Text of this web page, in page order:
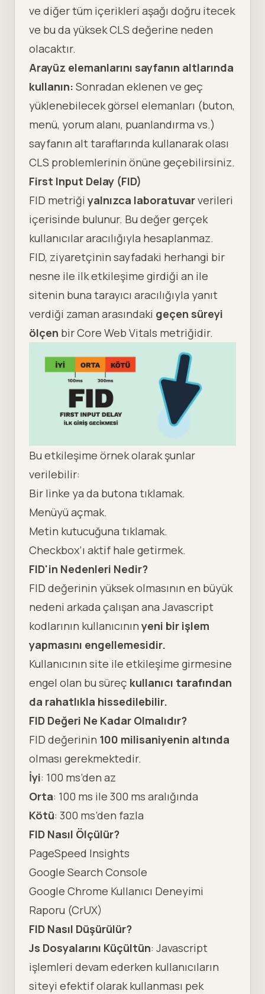
ve diğer tüm içerikleri aşağı doğru itecek
ve bu da yüksek CLS değerine neden
olacaktır.
Arayüz elemanlarını sayfanın altlarında
kullanın: Sonradan eklenen ve geç
yüklenebilecek görsel elemanları (buton,
menü, yorum alanı, puanlandırma vs.)
sayfanın alt taraflarında kullanarak olası
CLS problemlerinin önüne geçebilirsiniz.
First Input Delay (FID)
FID metriği yalnızca laboratuvarverileri
içerisinde bulunur. Bu değer gerçek
kullanıcılar aracılığıyla hesaplanmaz.
FID, ziyaretçinin sayfadaki herhangi bir
nesne ile ilk etkileşime girdiği an ile
sitenin buna tarayıcı aracılığıyla yanıt
verdiği zaman arasındaki geçen süreyi
ölçen bir Core Web Vitals metriğidir.
Bu etkileşime örnek olarak şunlar
verilebilir:
Bir linke ya da butona tıklamak.
Menüyü açmak.
Metin kutucuğuna tıklamak.
Checkbox’ı aktif hale getirmek.
FID'in Nedenleri Nedir?
FID değerinin yüksek olmasının en büyük
nedeni arkada çalışan ana Javascript
kodlarının kullanıcının yeni bir işlem
yapmasını engellemesidir.
Kullanıcının site ile etkileşime girmesine
engel olan bu süreç kullanıcı tarafından
da rahatlıkla hissedilebilir.
FID Değeri Ne Kadar Olmalıdır?
FID değerinin 100 milisaniyenin altında
olması gerekmektedir.
İyi: 100 ms’den az
Orta: 100 ms ile 300 ms aralığında
Kötü: 300 ms’den fazla
FID Nasıl Ölçülür?
PageSpeed Insights
Google Search Console
Google Chrome Kullanıcı Deneyimi
Raporu (CrUX)
FID Nasıl Düşürülür?
Js Dosyalarını Küçültün: Javascript
işlemleri devam ederken kullanıcıların
siteyi efektif olarak kullanması pek